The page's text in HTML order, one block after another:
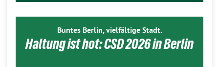
Buntes Berlin, vielfältige Stadt.
Haltung ist hot: CSD 2026 in Berlin